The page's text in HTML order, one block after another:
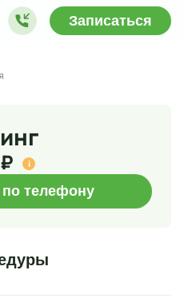
Записаться
i
по телефону